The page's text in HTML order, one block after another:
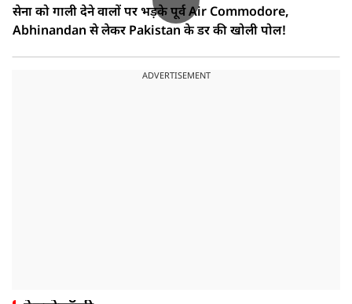
सेना को गाली देने वालों पर भड़के पूर्व Air Commodore,
Abhinandan से लेकर Pakistan के डर की खोली पोल!
ADVERTISEMENT